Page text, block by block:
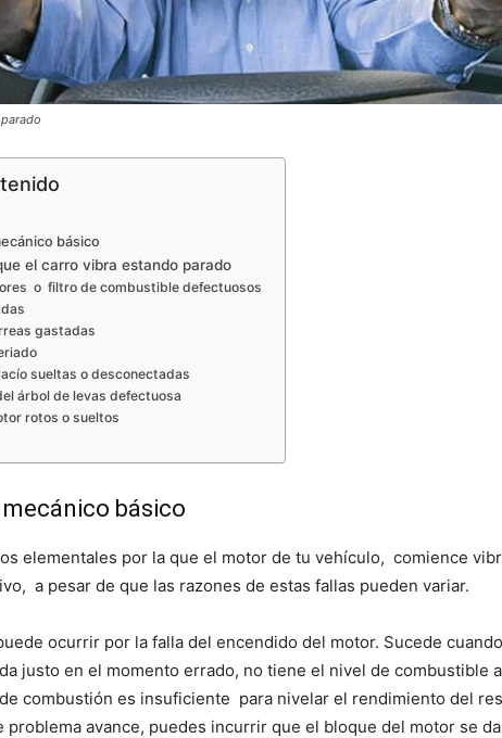
básico
el carro vibra estando parado
o filtro de combustible defectuosos
gastadas
sueltas o desconectadas
árbol de levas defectuosa
rotos o sueltos
básico
elementales por la que el motor de tu vehículo, comience
a pesar de que las razones de estas fallas pueden variar.
ocurrir por la falla del encendido del motor. Sucede
justo en el momento errado, no tiene el nivel de combustible
combustión es insuficiente para nivelar el rendimiento del
problema avance, puedes incurrir que el bloque del motor se